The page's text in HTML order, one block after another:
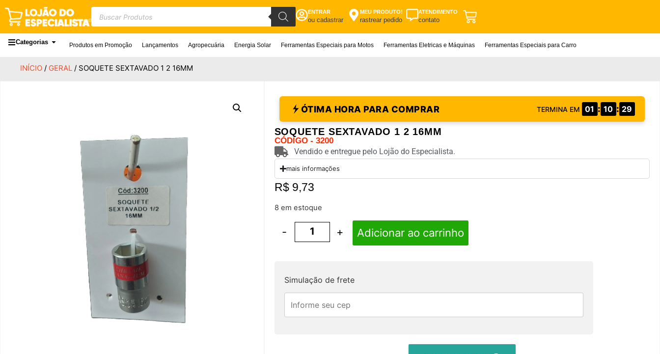
ENTRAR
ou cadastrar
MEU PRODUTO!
rastrear pedido
ATENDIMENTO
contato
Categorias Produtos em Promoção Lançamentos Agropecuária Energia Solar Ferramentas Especiais para Motos Ferramentas Eletricas e Máquinas Ferramentas Especiais para Carro
INÍCIO / GERAL / SOQUETE SEXTAVADO 1 2 16MM
ÓTIMA HORA PARA COMPRAR TERMINA EM 01 : 10 : 28
SOQUETE SEXTAVADO 1 2 16MM
CÓDIGO - 3200
Vendido e entregue pelo Lojão do Especialista.
mais informações
R$9,73
8 em estoque
- + Adicionar ao carrinho
Simulação de frete